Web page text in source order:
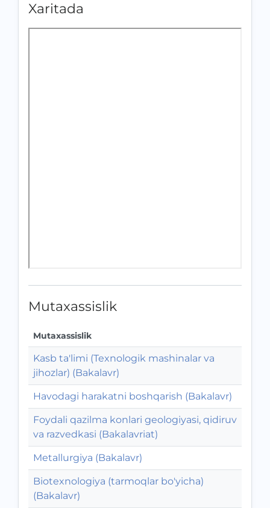
Xaritada
Mutaxassislik
Mutaxassislik
Kasb ta'limi (Texnologik mashinalar va
jihozlar) (Bakalavr)
Havodagi harakatni boshqarish (Bakalavr)
Foydali qazilma konlari geologiyasi, qidiruv
va razvedkasi (Bakalavriat)
Metallurgiya (Bakalavr)
Biotexnologiya (tarmoqlar bo'yicha)
(Bakalavr)